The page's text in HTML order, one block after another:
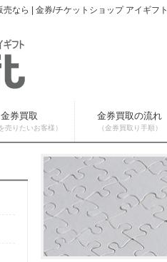
なら | 金券/チケットショップ アイギフト
金券買取
売りたいお客様）
金券買取の流れ
（金券買取り手順）